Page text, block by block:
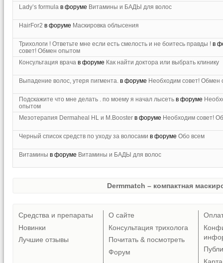
Lady’s formula в форуме Витамины и БАДЫ для волос
HairFor2 в форуме Маскировка облысения
Трихологи ! Ответьте мне если есть смелость и не боитесь правды ! в
совет! Обмен опытом
Консультация врача в форуме Как найти доктора или выбрать клинику
Выпадение волос, утеря пигмента. в форуме Необходим совет! Обмен
Подскажите что мне делать . по моему я начал лысеть в форуме
опытом
Мезотерапия Dermaheal HL и M.Booster в форуме Необходим совет!
Черный список средств по уходу за волосами в форуме Обо всем
Витамины в форуме Витамины и БАДЫ для волос
Dermmatch – компактная
Средства и препараты
Новинки
Лучшие отзывы
О сайте
Консультация трихолога
Почитать & посмотреть
Форум